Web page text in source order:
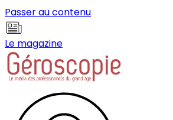
Passer au contenu
Le magazine
Panneau de gestion des cookies